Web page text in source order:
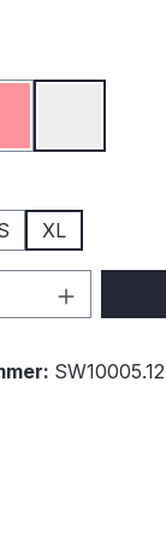
XL
Anzahl:
SW10005.12